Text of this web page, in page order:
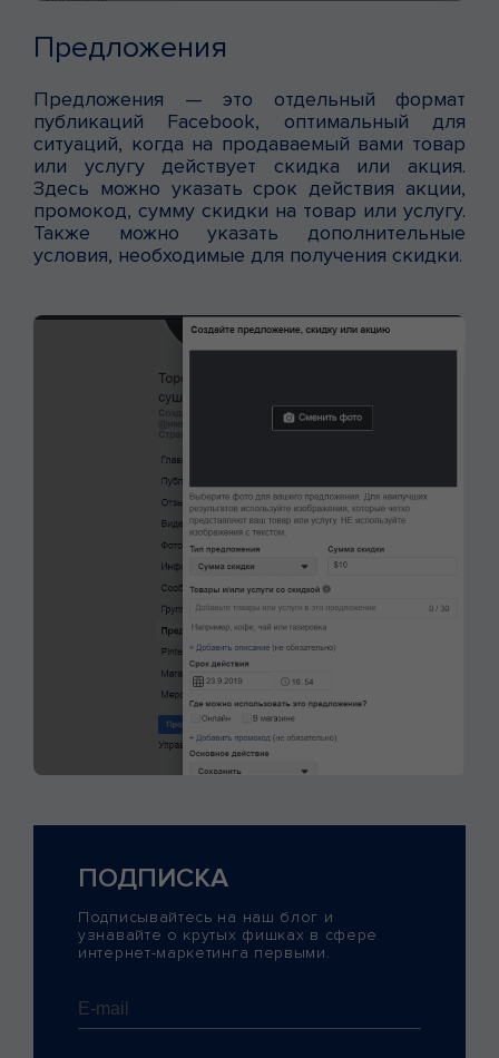
Предложения
Предложения — это отдельный формат
публикаций Facebook, оптимальный для
ситуаций, когда на продаваемый вами товар
или услугу действует скидка или акция.
Здесь можно указать срок действия акции,
промокод, сумму скидки на товар или услугу.
Также можно указать дополнительные
условия, необходимые для получения скидки.
ПОДПИСКА
Подписывайтесь на наш блог и
узнавайте о крутых фишках в сфере
интернет-маркетинга первыми.